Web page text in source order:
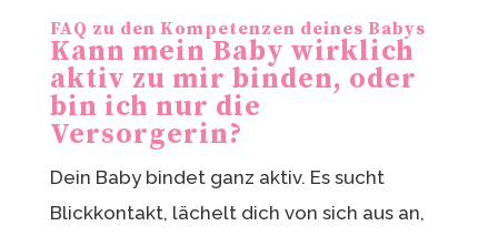
FAQ zu den Kompetenzen deines Babys
Kann mein Baby wirklich
aktiv zu mir binden, oder
bin ich nur die
Versorgerin?
Dein Baby bindet ganz aktiv. Es sucht
Blickkontakt, lächelt dich von sich aus an,